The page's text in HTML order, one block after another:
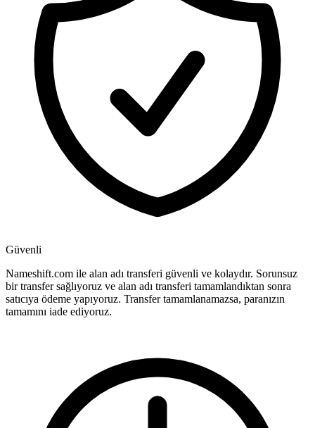
Güvenli
Nameshift.com ile alan adı transferi güvenli ve kolaydır. Sorunsuz
bir transfer sağlıyoruz ve alan adı transferi tamamlandıktan sonra
satıcıya ödeme yapıyoruz. Transfer tamamlanamazsa, paranızın
tamamını iade ediyoruz.